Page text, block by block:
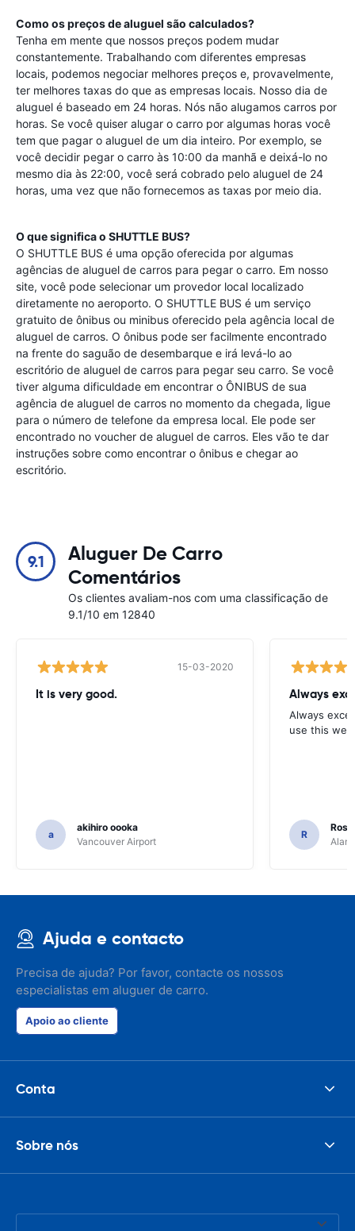
Como os preços de aluguel são calculados?
Tenha em mente que nossos preços podem mudar
constantemente. Trabalhando com diferentes empresas
locais, podemos negociar melhores preços e, provavelmente,
ter melhores taxas do que as empresas locais. Nosso dia de
aluguel é baseado em 24 horas. Nós não alugamos carros por
horas. Se você quiser alugar o carro por algumas horas você
tem que pagar o aluguel de um dia inteiro. Por exemplo, se
você decidir pegar o carro às 10:00 da manhã e deixá-lo no
mesmo dia às 22:00, você será cobrado pelo aluguel de 24
horas, uma vez que não fornecemos as taxas por meio dia.
O que significa o SHUTTLE BUS?
O SHUTTLE BUS é uma opção oferecida por algumas
agências de aluguel de carros para pegar o carro. Em nosso
site, você pode selecionar um provedor local localizado
diretamente no aeroporto. O SHUTTLE BUS é um serviço
gratuito de ônibus ou minibus oferecido pela agência local de
aluguel de carros. O ônibus pode ser facilmente encontrado
na frente do saguão de desembarque e irá levá-lo ao
escritório de aluguel de carros para pegar seu carro. Se você
tiver alguma dificuldade em encontrar o ÔNIBUS de sua
agência de aluguel de carros no momento da chegada, ligue
para o número de telefone da empresa local. Ele pode ser
encontrado no voucher de aluguel de carros. Eles vão te dar
instruções sobre como encontrar o ônibus e chegar ao
escritório.
9.1
Aluguer De Carro
Comentários
Os clientes avaliam-nos com uma classificação de
9.1/10 em 12840
15-03-2020
It is very good.
a
akihiro oooka
Vancouver Airport
Always
Always
use this
R
Ajuda e contacto
Precisa de ajuda? Por favor, contacte os nossos
especialistas em aluguer de carro.
Apoio ao cliente
Conta
Sobre nós